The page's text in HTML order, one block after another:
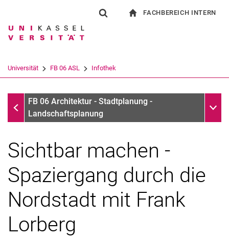
Springe direkt zu: Inhalt
Springe direkt zu: Suche
Springe direkt zu:
Suchbegriff
Suchen (öffnet externen Link in einem
FACHBEREICH INTERN
Universität FB 06 ASL Infothek
InfothekFB 06 Architektur - Stadtplanung -
Landschaftsplanung
Sichtbar machen -
Spaziergang durch die
Nordstadt mit Frank
Lorberg